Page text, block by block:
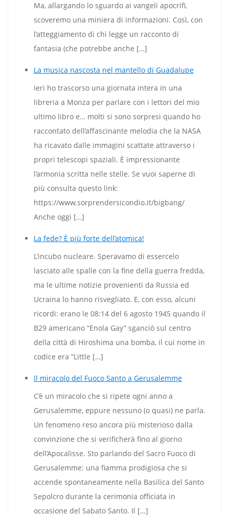
Ma, allargando lo sguardo ai vangeli apocrifi,
scoveremo una miniera di informazioni. Così, con
l’atteggiamento di chi legge un racconto di
fantasia (che potrebbe anche […]
La musica nascosta nel mantello di Guadalupe
Ieri ho trascorso una giornata intera in una
libreria a Monza per parlare con i lettori del mio
ultimo libro e… molti si sono sorpresi quando ho
raccontato dell’affascinante melodia che la NASA
ha ricavato dalle immagini scattate attraverso i
propri telescopi spaziali. È impressionante
l’armonia scritta nelle stelle. Se vuoi saperne di
più consulta questo link:
https://www.sorprendersicondio.it/bigbang/
Anche oggi […]
La fede? È più forte dell’atomica!
L’incubo nucleare. Speravamo di essercelo
lasciato alle spalle con la fine della guerra fredda,
ma le ultime notizie provenienti da Russia ed
Ucraina lo hanno risvegliato. E, con esso, alcuni
ricordi: erano le 08:14 del 6 agosto 1945 quando il
B29 americano “Enola Gay” sganciò sul centro
della città di Hiroshima una bomba, il cui nome in
codice era “Little […]
Il miracolo del Fuoco Santo a Gerusalemme
C’è un miracolo che si ripete ogni anno a
Gerusalemme, eppure nessuno (o quasi) ne parla.
Un fenomeno reso ancora più misterioso dalla
convinzione che si verificherà fino al giorno
dell’Apocalisse. Sto parlando del Sacro Fuoco di
Gerusalemme: una fiamma prodigiosa che si
accende spontaneamente nella Basilica del Santo
Sepolcro durante la cerimonia officiata in
occasione del Sabato Santo. Il […]